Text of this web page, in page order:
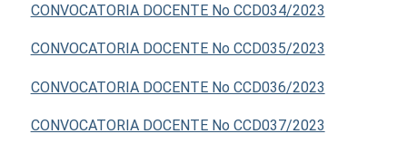
CONVOCATORIA DOCENTE No CCD034/2023
CONVOCATORIA DOCENTE No CCD035/2023
CONVOCATORIA DOCENTE No CCD036/2023
CONVOCATORIA DOCENTE No CCD037/2023